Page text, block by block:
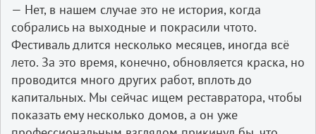
— Нет, в нашем случае это не история, когда
собрались на выходные и покрасили что­то.
Фестиваль длится несколько месяцев, иногда всё
лето. За это время, конечно, обновляется краска, но
проводится много других работ, вплоть до
капитальных. Мы сейчас ищем реставратора, чтобы
показать ему несколько домов, а он уже